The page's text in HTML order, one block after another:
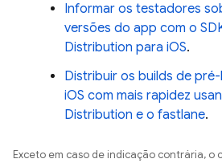
Informar os testadores
versões do app com o
Distribution para iOS.
Distribuir os builds de
iOS com mais rapidez
Distribution e o fastlane.
Exceto em caso de indicação contrária, o